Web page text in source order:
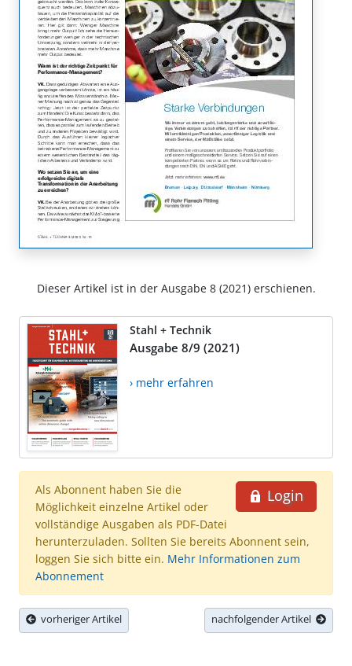
Dieser Artikel ist in der Ausgabe 8 (2021) erschienen.
Stahl + Technik
Ausgabe 8/9 (2021)
› mehr erfahren
Login
Als Abonnent haben Sie die
Möglichkeit einzelne Artikel oder
vollständige Ausgaben als PDF-Datei
herunterzuladen. Sollten Sie bereits Abonnent sein,
loggen Sie sich bitte ein. Mehr Informationen zum
Abonnement
vorheriger Artikel nachfolgender Artikel